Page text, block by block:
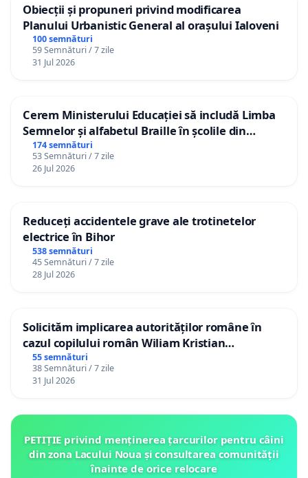
Obiecții și propuneri privind modificarea
Planului Urbanistic General al orașului Ialoveni
100 semnături
59 Semnături / 7 zile
31 Jul 2026
Cerem Ministerului Educației să includă Limba
Semnelor și alfabetul Braille în școlile din
Republica Moldova!
174 semnături
53 Semnături / 7 zile
26 Jul 2026
Reduceți accidentele grave ale trotinetelor
electrice în Bihor
538 semnături
45 Semnături / 7 zile
28 Jul 2026
Solicităm implicarea autorităților române în
cazul copilului român Wiliam Kristian
Gheorghe, aflat în plasament în Danemarca de
12 ani
55 semnături
38 Semnături / 7 zile
31 Jul 2026
PETIȚIE privind menținerea țarcurilor pentru câini
din zona Lacului Noua și consultarea comunității
înainte de orice relocare